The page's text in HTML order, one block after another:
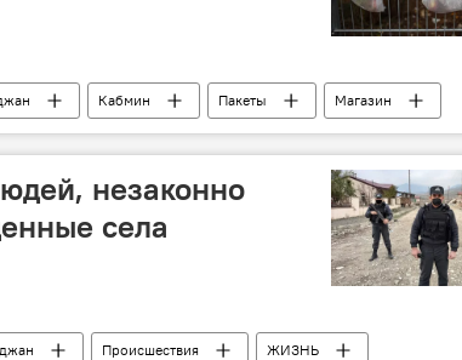
Кабмин Пакеты Магазин
незаконно
села
Происшествия
ЖИЗНЬ